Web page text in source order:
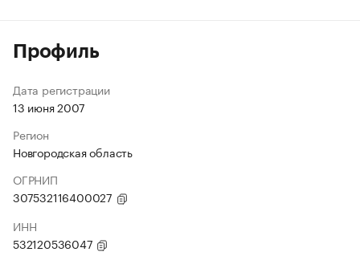
Профиль
Дата регистрации
13 июня 2007
Регион
Новгородская область
ОГРНИП
307532116400027
ИНН
532120536047